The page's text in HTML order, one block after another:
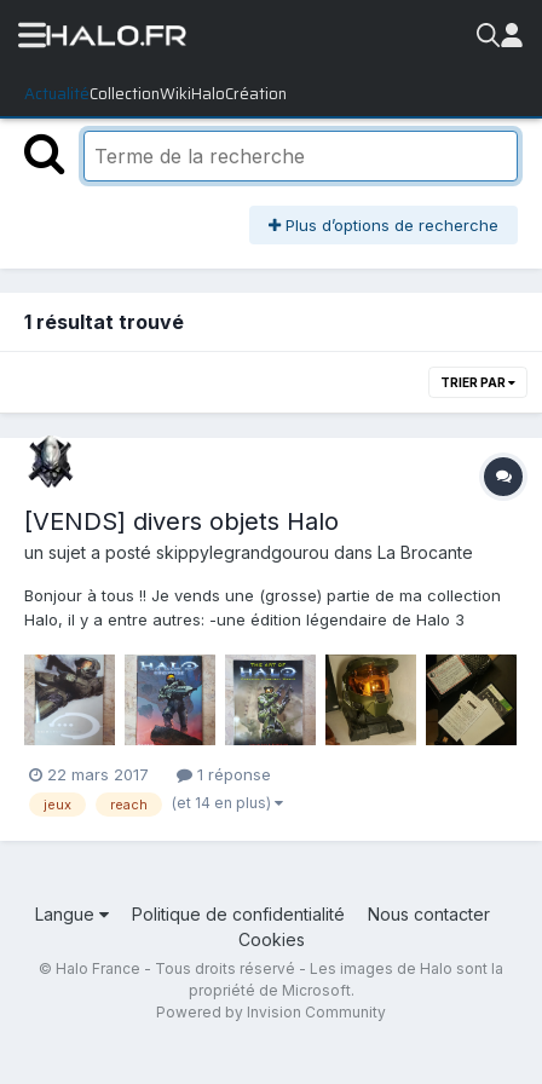
ActualitéCollectionWikiHaloCréation
Plus d’options de recherche
1 résultat trouvé
TRIER PAR
[VENDS] divers objets Halo
un sujet a posté skippylegrandgourou dans La Brocante
Bonjour à tous !! Je vends une (grosse) partie de ma collection
Halo, il y a entre autres: -une édition légendaire de Halo 3
de Halo Reach (complète, comme neuve également, certains
bonus n'ont même pas été ouvert) FR -> 25...
22 mars 2017 1 réponse
jeux reach (et 14 en plus)
Langue Politique de confidentialité
Nous contacter
Cookies
© Halo France - Tous droits réservé - Les images de Halo sont la
propriété de Microsoft.
Powered by Invision Community